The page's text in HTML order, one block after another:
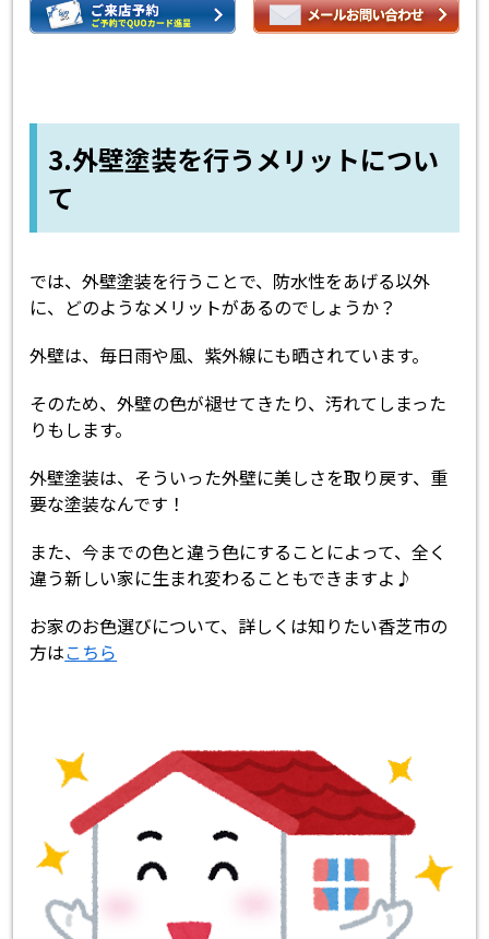
3.外壁塗装を行うメリットについ
て
では、外壁塗装を行うことで、防水性をあげる以外
に、どのようなメリットがあるのでしょうか？
外壁は、毎日雨や風、紫外線にも晒されています。
そのため、外壁の色が褪せてきたり、汚れてしまった
りもします。
外壁塗装は、そういった外壁に美しさを取り戻す、重
要な塗装なんです！
また、今までの色と違う色にすることによって、全く
違う新しい家に生まれ変わることもできますよ♪
お家のお色選びについて、詳しくは知りたい香芝市の
方はこちら